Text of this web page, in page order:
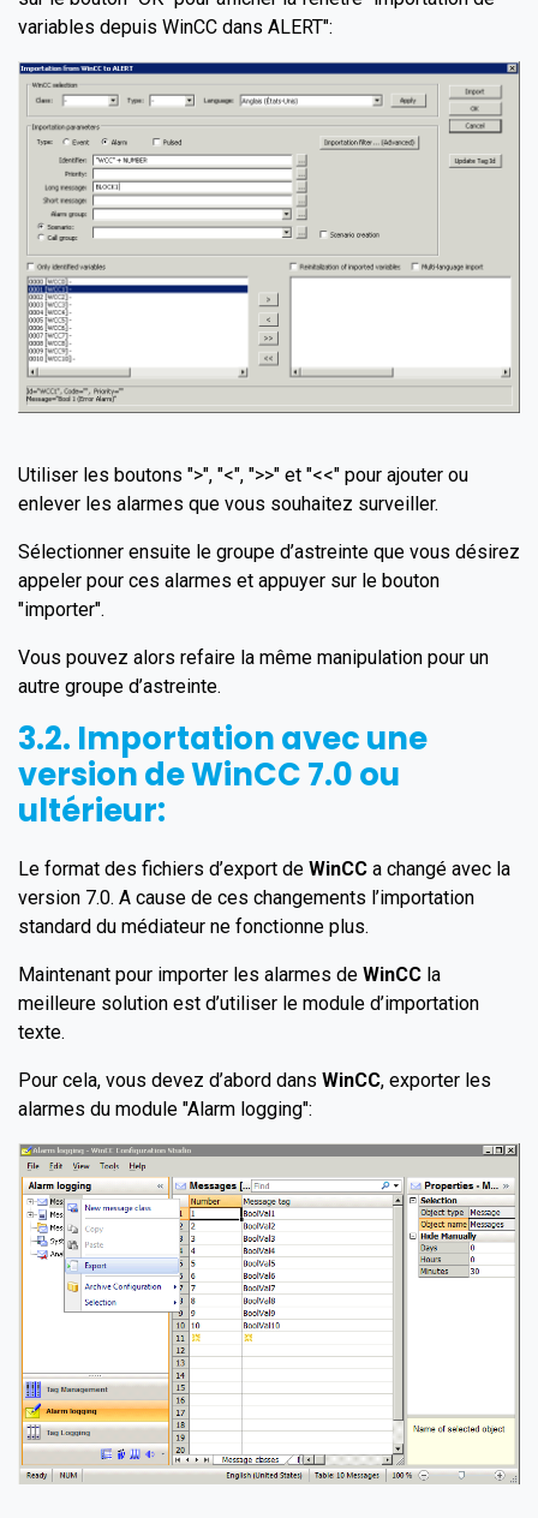
variables depuis WinCC dans ALERT":
Utiliser les boutons ">", "<", ">>" et "<<" pour ajouter ou
enlever les alarmes que vous souhaitez surveiller.
Sélectionner ensuite le groupe d’astreinte que vous désirez
appeler pour ces alarmes et appuyer sur le bouton
"importer".
Vous pouvez alors refaire la même manipulation pour un
autre groupe d’astreinte.
3.2. Importation avec une
version deWinCC7.0 ou
ultérieur:
Le format des fichiers d’export de WinCC a changé avec la
version 7.0. A cause de ces changements l’importation
standard du médiateur ne fonctionne plus.
Maintenant pour importer les alarmes de WinCC la
meilleure solution est d’utiliser le module d’importation
texte.
Pour cela, vous devez d’abord dans WinCC, exporter les
alarmes du module "Alarm logging":